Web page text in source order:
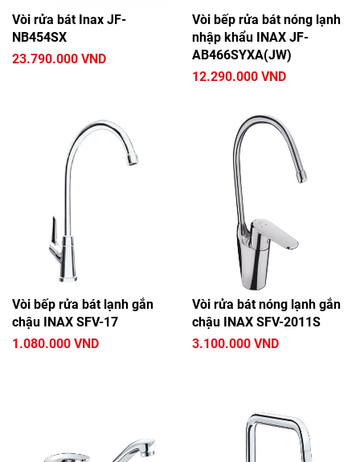
Vòi rửa bát Inax JF-
NB454SX
23.790.000 VND
Vòi bếp rửa bát nóng lạnh
nhập khẩu INAX JF-
AB466SYXA(JW)
12.290.000 VND
Vòi bếp rửa bát lạnh gắn
chậu INAX SFV-17
1.080.000 VND
Vòi rửa bát nóng lạnh gắn
chậu INAX SFV-2011S
3.100.000 VND